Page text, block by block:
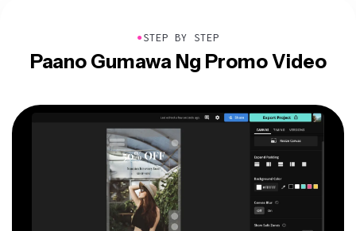
●STEP BY STEP
Paano Gumawa Ng Promo Video